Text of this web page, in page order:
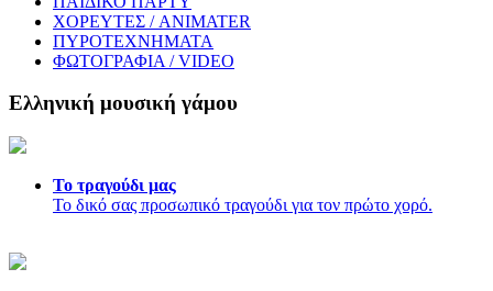
ΧΟΡΕΥΤΕΣ / ANIMATER
ΠΥΡΟΤΕΧΝΗΜΑΤΑ
ΦΩΤΟΓΡΑΦΙΑ / VIDEO
Ελληνική μουσική γάμου
Το τραγούδι μας
Το δικό σας προσωπικό τραγούδι για τον πρώτο χορό.